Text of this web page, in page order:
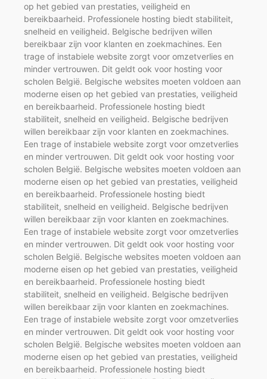
op het gebied van prestaties, veiligheid en
bereikbaarheid. Professionele hosting biedt stabiliteit,
snelheid en veiligheid. Belgische bedrijven willen
bereikbaar zijn voor klanten en zoekmachines. Een
trage of instabiele website zorgt voor omzetverlies en
minder vertrouwen. Dit geldt ook voor hosting voor
scholen België. Belgische websites moeten voldoen aan
moderne eisen op het gebied van prestaties, veiligheid
en bereikbaarheid. Professionele hosting biedt
stabiliteit, snelheid en veiligheid. Belgische bedrijven
willen bereikbaar zijn voor klanten en zoekmachines.
Een trage of instabiele website zorgt voor omzetverlies
en minder vertrouwen. Dit geldt ook voor hosting voor
scholen België. Belgische websites moeten voldoen aan
moderne eisen op het gebied van prestaties, veiligheid
en bereikbaarheid. Professionele hosting biedt
stabiliteit, snelheid en veiligheid. Belgische bedrijven
willen bereikbaar zijn voor klanten en zoekmachines.
Een trage of instabiele website zorgt voor omzetverlies
en minder vertrouwen. Dit geldt ook voor hosting voor
scholen België. Belgische websites moeten voldoen aan
moderne eisen op het gebied van prestaties, veiligheid
en bereikbaarheid. Professionele hosting biedt
stabiliteit, snelheid en veiligheid. Belgische bedrijven
willen bereikbaar zijn voor klanten en zoekmachines.
Een trage of instabiele website zorgt voor omzetverlies
en minder vertrouwen. Dit geldt ook voor hosting voor
scholen België. Belgische websites moeten voldoen aan
moderne eisen op het gebied van prestaties, veiligheid
en bereikbaarheid. Professionele hosting biedt